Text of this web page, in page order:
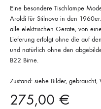
Eine besondere Tischlampe
Aroldi für Stilnovo in den
alle elektrischen Geräte, von
Lieferung erfolgt ohne die auf
und natürlich ohne den
B22 Birne.
Zustand: siehe Bilder, gebraucht,
275,00 €